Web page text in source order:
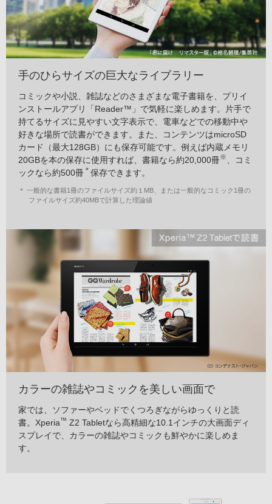
手のひらサイズの巨大なライブラリー
コミックや小説、雑誌などのさまざまな電子書籍を、プリイ
ンストールアプリ「Reader™」で気軽に楽しめます。片手で
持てるサイズに見やすい文字表示で、電車などでの移動中や
好きな場所で読書ができます。また、コンテンツはmicroSD
カード（最大128GB）にも保存可能です。例えば内蔵メモリ
20GBを本の保存に使用すれば、書籍なら約20,000冊※
、コミ
ックなら約500冊 ＊ 保存できます。
＊ 一般的な書籍1冊のファイルサイズ約１MB、または一般的なコミック1冊の
ファイルサイズ約40MBで計算した理論値
カラーの雑誌やコミックを美しい画面で
家では、ソファーやベッドでくつろぎながらゆっくりと読
書。Xperia™ Z2 Tabletなら高精細な10.1インチの大画面ディ
スプレイで、カラーの雑誌やコミックも鮮やかに楽しめま
す。